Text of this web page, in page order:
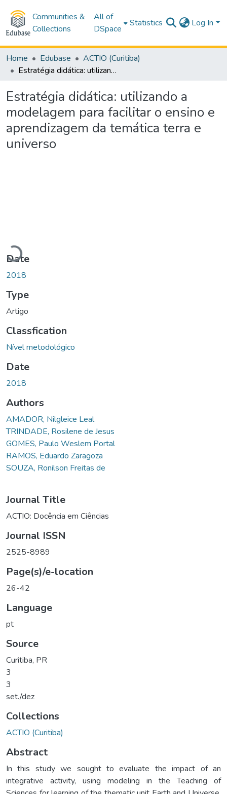
Communities &
Collections
All of
DSpace
Statistics Log In
Home Edubase
ACTIO (Curitiba)
Estratégia didática: utilizando a modelagem para facilitar o ensino e aprendizagem da temática terra e universo
Estratégia didática: utilizando a
modelagem para facilitar o ensino e
aprendizagem da temática terra e
universo
Loading...
Date
2018
Type
Artigo
Classfication
Nível metodológico
Date
2018
Authors
AMADOR, Nilgleice Leal
TRINDADE, Rosilene de Jesus
GOMES, Paulo Weslem Portal
RAMOS, Eduardo Zaragoza
SOUZA, Ronilson Freitas de
Journal Title
ACTIO: Docência em Ciências
Journal ISSN
2525-8989
Page(s)/e-location
26-42
Language
pt
Source
Curitiba, PR
3
3
set./dez
Collections
ACTIO (Curitiba)
Abstract
In this study we sought to evaluate the impact of an
integrative activity, using modeling in the Teaching of